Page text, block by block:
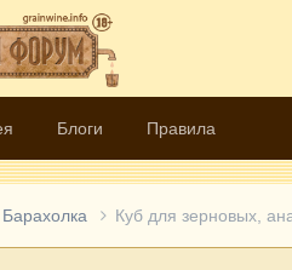
Блоги Правила
Барахолка Куб для зерновых,